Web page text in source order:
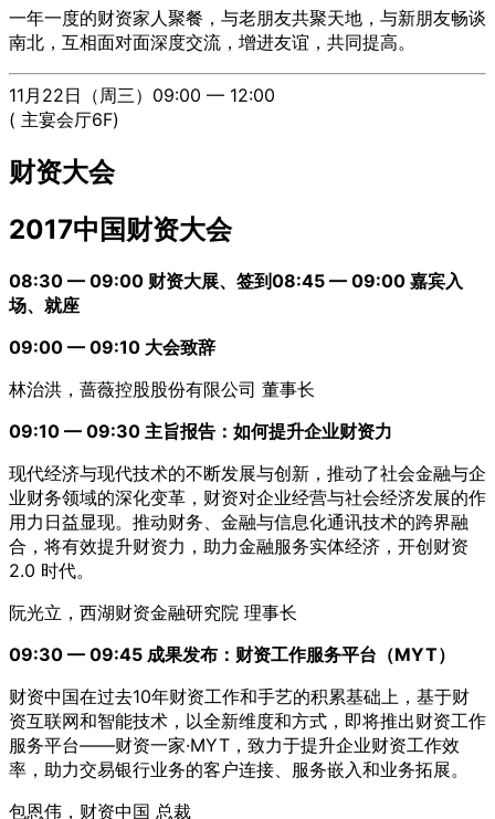
一年一度的财资家人聚餐，与老朋友共聚天地，与新朋友畅谈
南北，互相面对面深度交流，增进友谊，共同提高。
11月22日（周三）09:00 — 12:00
( 主宴会厅6F)
财资大会
2017中国财资大会
08:30 — 09:00 财资大展、签到08:45 — 09:00 嘉宾入
场、就座
09:00 — 09:10 大会致辞
林治洪，蔷薇控股股份有限公司 董事长
09:10 — 09:30 主旨报告：如何提升企业财资力
现代经济与现代技术的不断发展与创新，推动了社会金融与企
业财务领域的深化变革，财资对企业经营与社会经济发展的作
用力日益显现。推动财务、金融与信息化通讯技术的跨界融
合，将有效提升财资力，助力金融服务实体经济，开创财资
2.0 时代。
阮光立，西湖财资金融研究院 理事长
09:30 — 09:45 成果发布：财资工作服务平台（MYT）
财资中国在过去10年财资工作和手艺的积累基础上，基于财
资互联网和智能技术，以全新维度和方式，即将推出财资工作
服务平台——财资一家·MYT，致力于提升企业财资工作效
率，助力交易银行业务的客户连接、服务嵌入和业务拓展。
包恩伟，财资中国 总裁